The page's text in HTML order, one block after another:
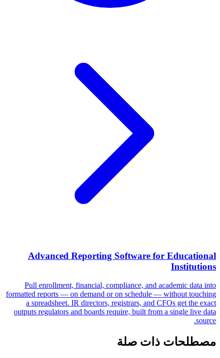
Advanced Reporting Software for Educational
Institutions
Pull enrollment, financial, compliance, and academic data into
formatted reports — on demand or on schedule — without touching
a spreadsheet. IR directors, registrars, and CFOs get the exact
outputs regulators and boards require, built from a single live data
source.
مصطلحات ذات صلة